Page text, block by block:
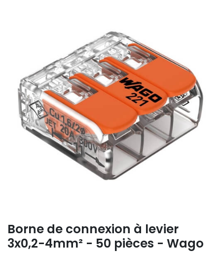
Borne de connexion à levier
3x0,2-4mm² - 50 pièces - Wago